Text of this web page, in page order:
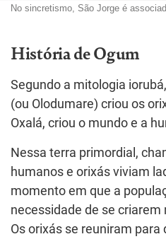
No sincretismo, São Jorge é
História de Ogum
Segundo a mitologia
(ou Olodumare) criou os
Oxalá, criou o mundo e a
Nessa terra primordial,
humanos e orixás viviam
momento em que a
necessidade de se criarem
Os orixás se reuniram para